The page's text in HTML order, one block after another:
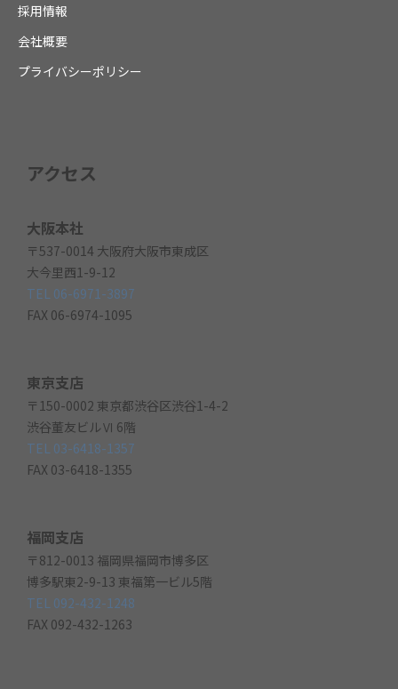
採用情報
会社概要
プライバシーポリシー
アクセス
大阪本社
〒537-0014 大阪府大阪市東成区
大今里西1-9-12
TEL 06-6971-3897
FAX 06-6974-1095
東京支店
〒150-0002 東京都渋谷区渋谷1-4-2
渋谷董友ビルⅥ 6階
TEL 03-6418-1357
FAX 03-6418-1355
福岡支店
〒812-0013 福岡県福岡市博多区
博多駅東2-9-13 東福第一ビル5階
TEL 092-432-1248
FAX 092-432-1263